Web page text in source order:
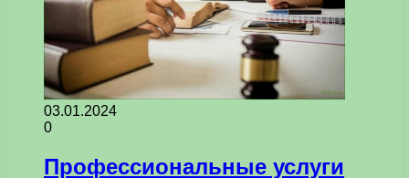
03.01.2024
0
Профессиональные услуги